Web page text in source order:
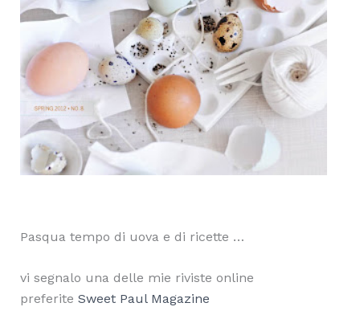
Pasqua tempo di uova e di ricette …
vi segnalo una delle mie riviste online
preferite Sweet Paul Magazine